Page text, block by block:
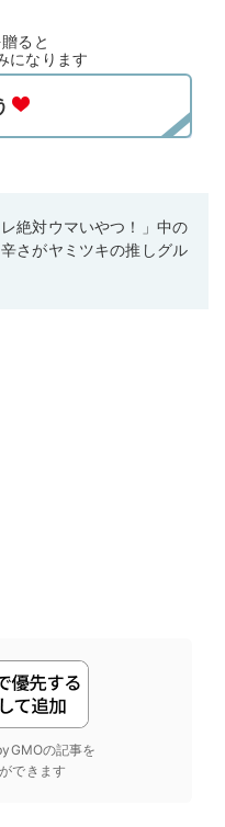
ると
になります
レ絶対ウマいやつ！」中の
さがヤミツキの推しグル
の記事を
できます